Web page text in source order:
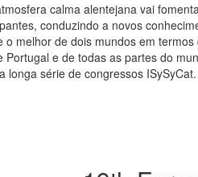
calma alentejana vai
conduzindo a novos
o melhor de dois mundos em
Portugal e de todas as partes do
longa série de congressos ISySyCat.